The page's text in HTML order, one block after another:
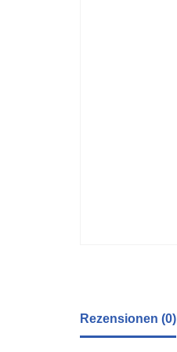
Rezensionen (0)